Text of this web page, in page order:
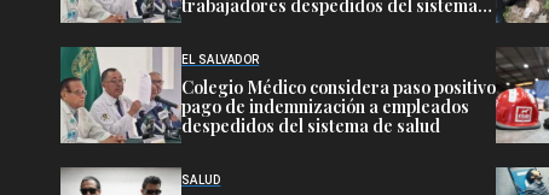
trabajadores despedidos del sistema
EL SALVADOR
Colegio Médico considera paso positivo
pago de indemnización a empleados
despedidos del sistema de salud
SALUD